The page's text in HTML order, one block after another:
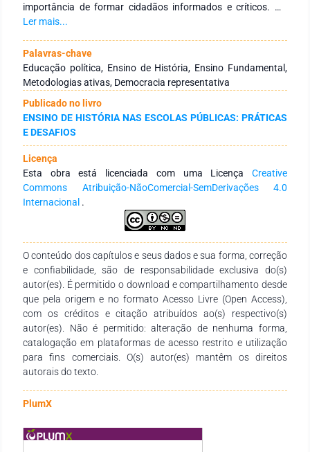
importância de formar cidadãos informados e críticos. No
contexto brasileiro, a política tem sido marcada por
por necessidades de mercado que exigem alterações
ideológicas e operacionais. Esta dinâmica demonstra como
as formas de sociabilidade humana são apropriadas e
alienadas pelo capital. O artigo explora a relação entre
política e poder, fundamentada na capacidade de indivíduos
agirem em concerto para influenciar acontecimentos
históricos. O poder, além de ser a habilidade de agir, envolve a
coordenação e colaboração com outros para alcançar
objetivos comuns. Instituições governamentais, como os três
poderes (Executivo, Legislativo e Judiciário), são essenciais
para exercer o poder político de forma organizada e justa,
conforme defendido por Montesquieu. Partidos políticos são
apresentados como fundamentais para a democracia
representando diversos interesses da sociedade. Obras
clássicas e autores renomados são sugeridos para
aprofundar o entendimento das diferentes dimensões da
política, como institucional, partidária, internacional,
identitária, econômica e ambiental. Finalmente, a
implementação de metodologias ativas no ensino de política
nas aulas de História é sugerida para tornar o aprendizado
mais dinâmico e significativo. Exemplos práticos incluem
aprendizagem baseada em projetos, debates, simulações,
estações e sala de aula invertida. Essas abordagens
crítico, colaboração e cidadania ativa, preparando os alunos
para serem cidadãos informados e participativos.
Ler mais...
Palavras-chave
Educação política, Ensino de História, Ensino Fundamental,
Metodologias ativas, Democracia representativa
Publicado no livro
ENSINO DE HISTÓRIA NAS ESCOLAS PÚBLICAS: PRÁTICAS
E DESAFIOS
Licença
Esta obra está licenciada com uma Licença Creative
Commons Atribuição-NãoComercial-SemDerivações 4.0
Internacional .
O conteúdo dos capítulos e seus dados e sua forma, correção
e confiabilidade, são de responsabilidade exclusiva do(s)
autor(es). É permitido o download e compartilhamento desde
que pela origem e no formato Acesso Livre (Open Access),
com os créditos e citação atribuídos ao(s) respectivo(s)
autor(es). Não é permitido: alteração de nenhuma forma,
catalogação em plataformas de acesso restrito e utilização
para fins comerciais. O(s) autor(es) mantêm os direitos
autorais do texto.
PlumX